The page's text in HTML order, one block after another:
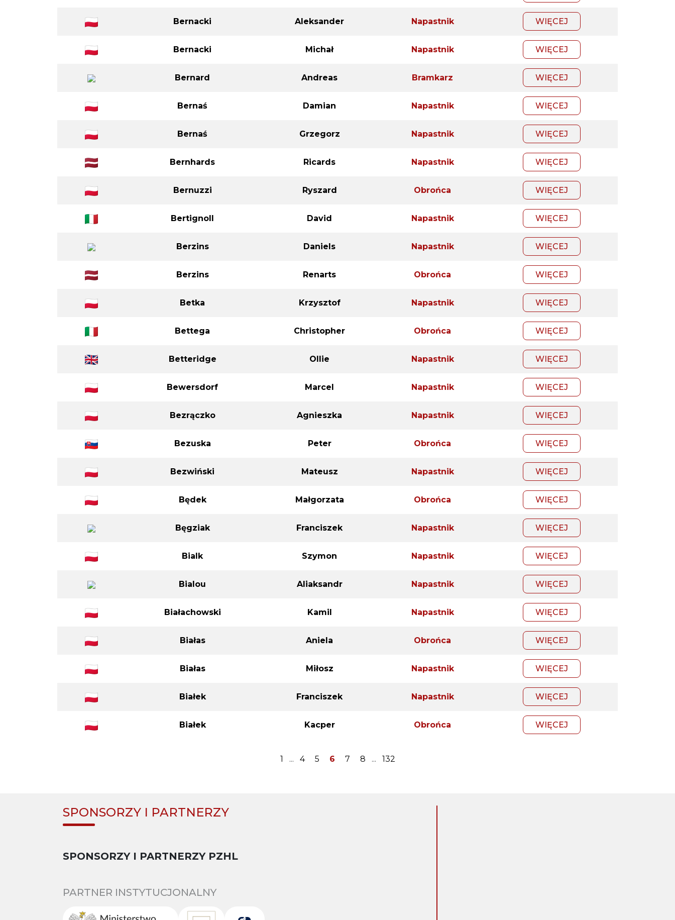
Bernacki Aleksander Napastnik WIĘCEJ
Bernacki Michał Napastnik WIĘCEJ
Bernard Andreas Bramkarz WIĘCEJ
Bernaś Damian Napastnik WIĘCEJ
Bernaś Grzegorz Napastnik WIĘCEJ
Bernhards Ricards Napastnik WIĘCEJ
Bernuzzi Ryszard Obrońca WIĘCEJ
Bertignoll David Napastnik WIĘCEJ
Berzins Daniels Napastnik WIĘCEJ
Berzins Renarts Obrońca WIĘCEJ
Betka Krzysztof Napastnik WIĘCEJ
Bettega Christopher Obrońca WIĘCEJ
Betteridge Ollie Napastnik WIĘCEJ
Bewersdorf Marcel Napastnik WIĘCEJ
Bezrączko Agnieszka Napastnik WIĘCEJ
Bezuska Peter Obrońca WIĘCEJ
Bezwiński Mateusz Napastnik WIĘCEJ
Będek Małgorzata Obrońca WIĘCEJ
Bęgziak Franciszek Napastnik WIĘCEJ
Bialk Szymon Napastnik WIĘCEJ
Bialou Aliaksandr Napastnik WIĘCEJ
Białachowski Kamil Napastnik WIĘCEJ
Białas Aniela Obrońca WIĘCEJ
Białas Miłosz Napastnik WIĘCEJ
Białek Franciszek Napastnik WIĘCEJ
Białek Kacper Obrońca WIĘCEJ
1 ... 4 5 6 7 8 ... 132
SPONSORZY I PARTNERZY
SPONSORZY I PARTNERZY PZHL
PARTNER INSTYTUCJONALNY